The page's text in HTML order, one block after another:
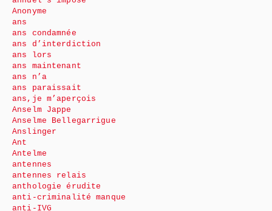
Anonyme
ans
ans condamnée
ans d’interdiction
ans lors
ans maintenant
ans n’a
ans paraissait
ans,je m’aperçois
Anselm Jappe
Anselme Bellegarrigue
Anslinger
Ant
Antelme
antennes
antennes relais
anthologie érudite
anti-criminalité manque
anti-IVG